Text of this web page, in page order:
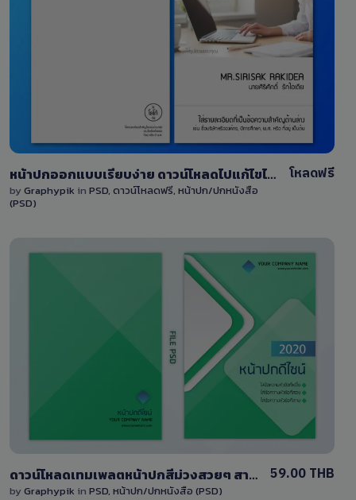
View Details
หน้าปกออกแบบเรียบง่าย ดาวน์โหลดไปแก้ไขได้ด้วยไฟล์ PSD สีเทาพร้อมพื้นที่ใส่รูป
by Graphypik in PSD, ดาวน์โหลดฟรี, หน้าปก/ปกหนังสือ
(PSD)
โหลดฟรี
0 Sale
ดาวน์โหลดเทมเพลตหน้าปกสีม่วงสวยๆ สามารถแก้ไขได้ พร้อมไฟล์ PSD หน้าปกหนังสือ/หน้าปกรายงาน
by Graphypik in PSD, หน้าปก/ปกหนังสือ (PSD)
59.00 THB